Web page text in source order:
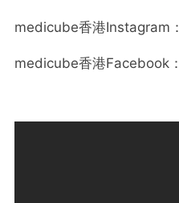
medicube香港Instagram：
medicube香港Facebook：